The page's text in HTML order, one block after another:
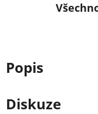
Popis
Diskuze